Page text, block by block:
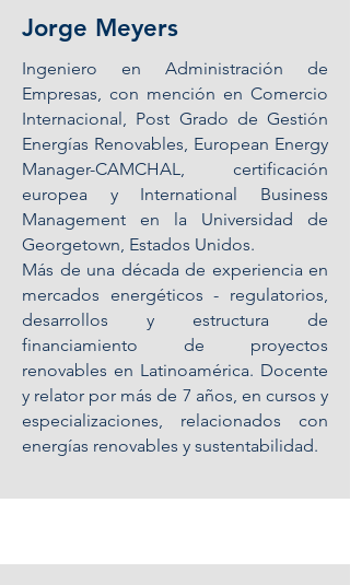
Jorge Meyers
Ingeniero en Administración de
Empresas, con mención en Comercio
Internacional, Post Grado de Gestión
Energías Renovables, European Energy
Manager-CAMCHAL, certificación
europea y International Business
Management en la Universidad de
Georgetown, Estados Unidos.
Más de una década de experiencia en
mercados energéticos - regulatorios,
desarrollos y estructura de
financiamiento de proyectos
renovables en Latinoamérica. Docente
y relator por más de 7 años, en cursos y
especializaciones, relacionados con
energías renovables y sustentabilidad.